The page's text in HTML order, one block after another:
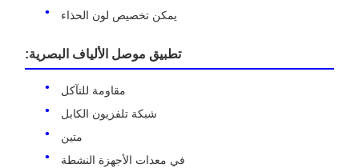
يمكن تخصيص لون الحذاء
تطبيق موصل الألياف البصرية:
مقاومة للتآكل
شبكة تلفزيون الكابل
في معدات الأجهزة النشطة